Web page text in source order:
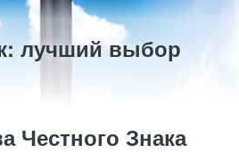
лучший выбор
Честного Знака